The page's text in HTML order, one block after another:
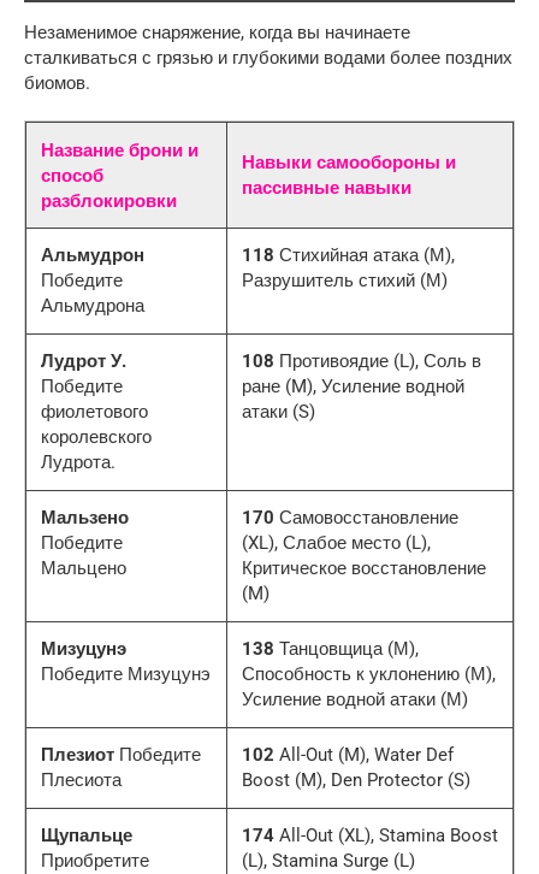
Незаменимое снаряжение, когда вы начинаете
сталкиваться с грязью и глубокими водами более поздних
биомов.
Название брони и
способ
разблокировки
Навыки самообороны и
пассивные навыки
Альмудрон
Победите
Альмудрона
118 Стихийная атака (М),
Разрушитель стихий (М)
Лудрот У.
Победите
фиолетового
королевского
Лудрота.
108 Противоядие (L), Соль в
ране (M), Усиление водной
атаки (S)
Мальзено
Победите
Мальцено
170 Самовосстановление
(XL), Слабое место (L),
Критическое восстановление
(M)
Мизуцунэ
Победите Мизуцунэ
138 Танцовщица (М),
Способность к уклонению (М),
Усиление водной атаки (М)
Плезиот Победите
Плесиота
102 All-Out (M), Water Def
Boost (M), Den Protector (S)
Щупальце
Приобретите
174 All-Out (XL), Stamina Boost
(L), Stamina Surge (L)